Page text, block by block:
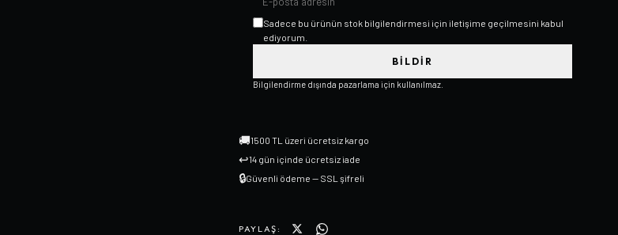
Sadece bu ürünün stok bilgilendirmesi için iletişime geçilmesini kabul
ediyorum.
BILDIR
Bilgilendirme dışında pazarlama için kullanılmaz.
🚚1500 TL üzeri ücretsiz kargo
↩14 gün içinde ücretsiz iade
🔒Güvenli ödeme — SSL şifreli
PAYLAŞ: